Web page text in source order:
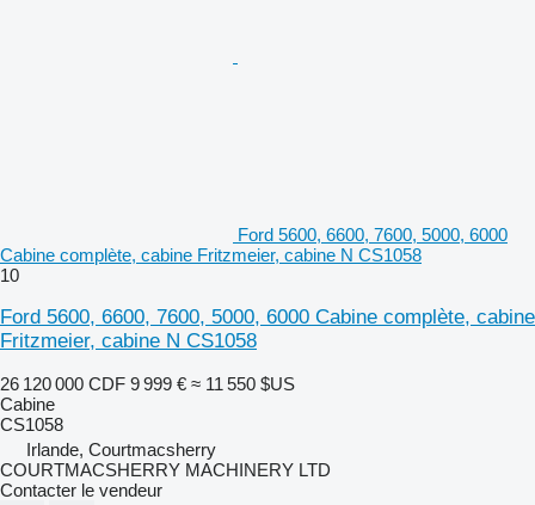
Ford 5600, 6600, 7600, 5000, 6000
Cabine complète, cabine Fritzmeier, cabine N CS1058
10
Ford 5600, 6600, 7600, 5000, 6000 Cabine complète, cabine
Fritzmeier, cabine N CS1058
26 120 000 CDF 9 999 € ≈ 11 550 $US
Cabine
CS1058
Irlande, Courtmacsherry
COURTMACSHERRY MACHINERY LTD
Contacter le vendeur